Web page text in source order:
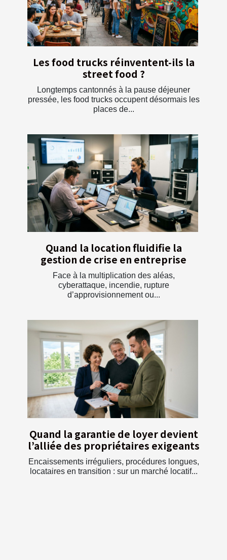
Les food trucks réinventent-ils la
street food ?
Longtemps cantonnés à la pause déjeuner
pressée, les food trucks occupent désormais les
places de...
Quand la location fluidifie la
gestion de crise en entreprise
Face à la multiplication des aléas,
cyberattaque, incendie, rupture
d’approvisionnement ou...
Quand la garantie de loyer devient
l’alliée des propriétaires exigeants
Encaissements irréguliers, procédures longues,
locataires en transition : sur un marché locatif...